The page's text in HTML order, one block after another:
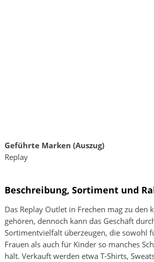
Geführte Marken (Auszug)
Replay
Beschreibung, Sortiment und
Das Replay Outlet in Frechen mag zu den
gehören, dennoch kann das Geschäft
Sortimentvielfalt überzeugen, die sowohl
Frauen als auch für Kinder so manches
hält. Verkauft werden etwa T-Shirts,